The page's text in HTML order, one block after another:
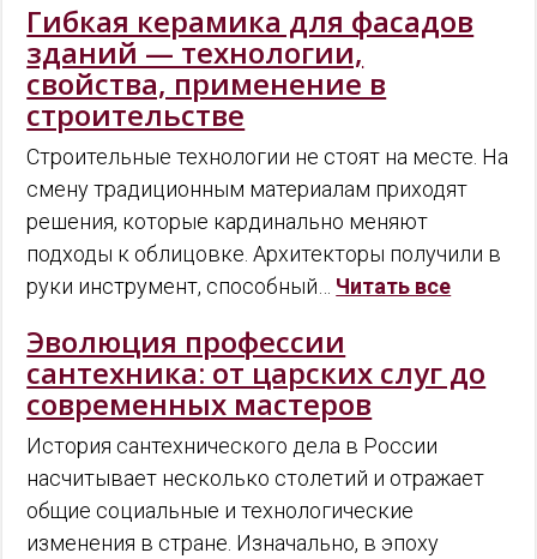
Гибкая керамика для фасадов
зданий — технологии,
свойства, применение в
строительстве
Строительные технологии не стоят на месте. На
смену традиционным материалам приходят
решения, которые кардинально меняют
подходы к облицовке. Архитекторы получили в
руки инструмент, способный… Читать все
Эволюция профессии
сантехника: от царских слуг до
современных мастеров
История сантехнического дела в России
насчитывает несколько столетий и отражает
общие социальные и технологические
изменения в стране. Изначально, в эпоху